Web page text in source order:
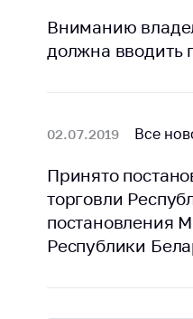
Вниманию
должна вводить
02.07.2019 Все
Принято
торговли
постановления
Республики